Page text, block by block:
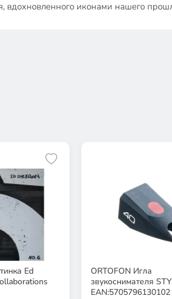
вдохновленного иконами нашего
Ed
ORTOFON Игла
звукоснимателя
EAN:5705796130102